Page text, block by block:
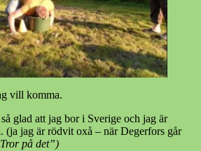
vill komma.
glad att jag bor i Sverige och jag är
(ja jag är rödvit oxå – när Degerfors går
Tror på det”)